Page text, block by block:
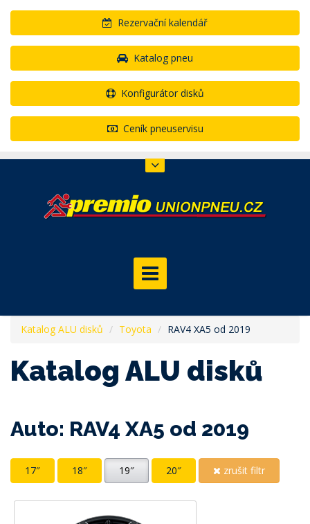
Rezervační kalendář
Katalog pneu
Konfigurátor disků
Ceník pneuservisu
Katalog ALU disků Toyota RAV4 XA5 od 2019
Katalog ALU disků
Auto: RAV4 XA5 od 2019
17″ 18″ 19″ 20″ zrušit filtr